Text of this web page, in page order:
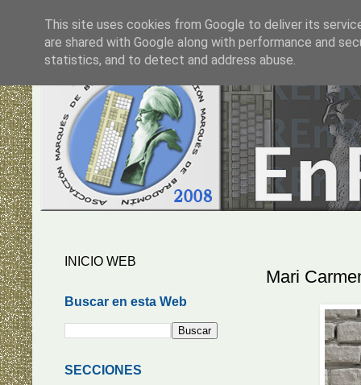
Mari
INICIO WEB
Buscar en esta Web
SECCIONES
This site uses cookies from Google to deliver its
are shared with Google along with performance and
statistics, and to detect and address abuse.